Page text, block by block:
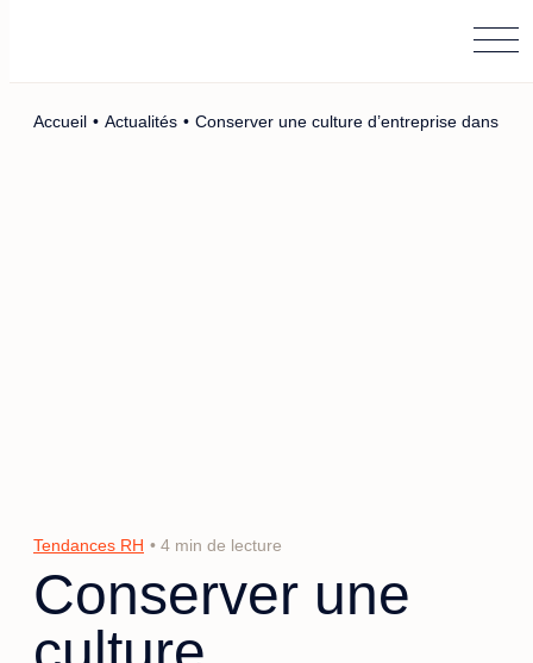
Menu
Accueil • Actualités • Conserver une culture d’entreprise dans un
Tendances RH • 4 min de lecture
Conserver une